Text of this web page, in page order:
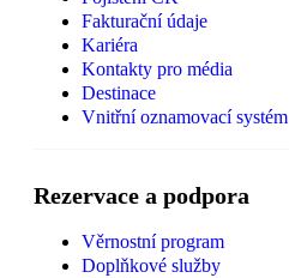
Fakturační údaje
Kariéra
Kontakty pro média
Destinace
Vnitřní oznamovací systém
Rezervace a podpora
Věrnostní program
Doplňkové služby